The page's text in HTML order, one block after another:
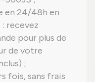
en 24/48h en
recevez
pour plus de
de votre
;
fois, sans frais